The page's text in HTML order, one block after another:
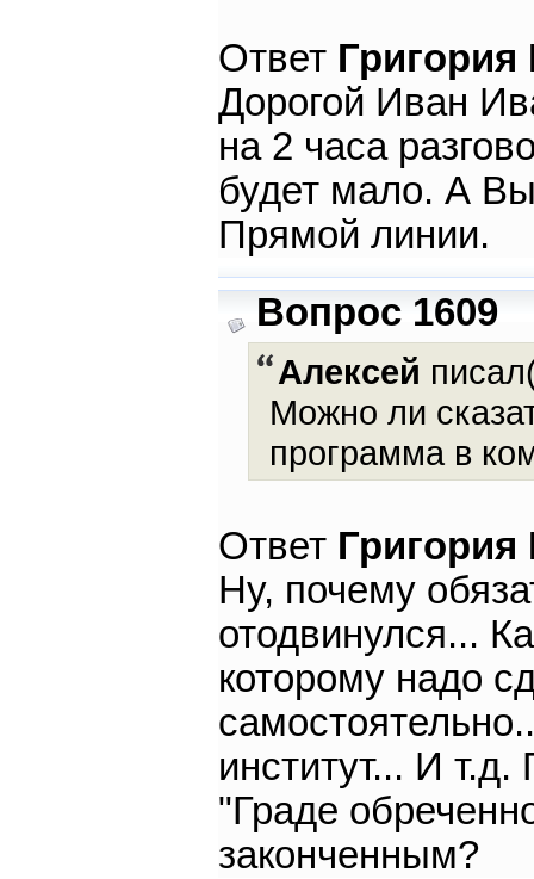
Ответ
Дорогой Иван
на 2 часа
будет мало. А
Прямой линии.
Вопрос 1609
Алексей
Можно ли
программа в
Ответ
Ну, почему
отодвинулся...
которому надо
институт... И
"Граде
законченным?